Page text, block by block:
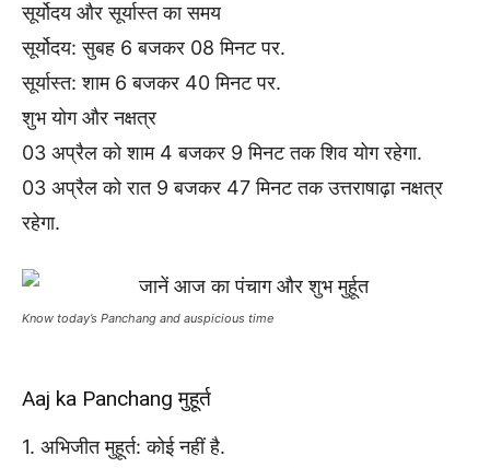
सूर्योदय और सूर्यास्त का समय
सूर्योदय: सुबह 6 बजकर 08 मिनट पर.
सूर्यास्त: शाम 6 बजकर 40 मिनट पर.
शुभ योग और नक्षत्र
03 अप्रैल को शाम 4 बजकर 9 मिनट तक शिव योग रहेगा.
03 अप्रैल को रात 9 बजकर 47 मिनट तक उत्तराषाढ़ा नक्षत्र
रहेगा.
Know today’s Panchang and auspicious time
Aaj ka Panchang मुहूर्त
1. अभिजीत मुहूर्त: कोई नहीं है.